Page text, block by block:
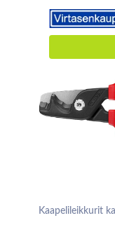
Kaapelileikkurit